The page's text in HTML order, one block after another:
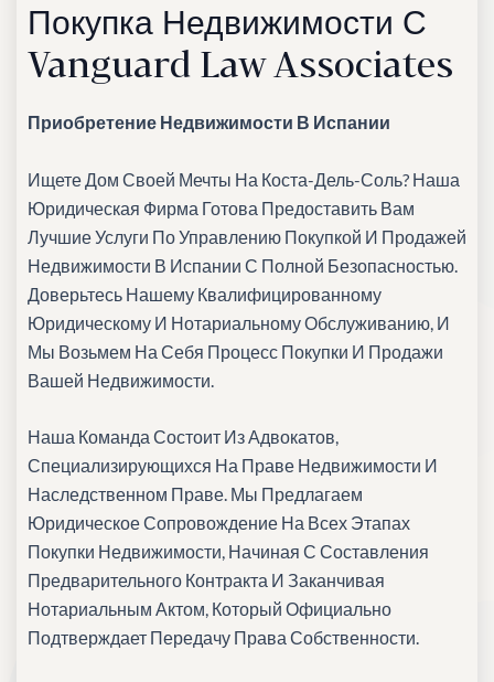
Покупка Недвижимости С
Vanguard Law Associates
Приобретение Недвижимости В Испании
Ищете Дом Своей Мечты На Коста-Дель-Соль? Наша
Юридическая Фирма Готова Предоставить Вам
Лучшие Услуги По Управлению Покупкой И Продажей
Недвижимости В Испании С Полной Безопасностью.
Доверьтесь Нашему Квалифицированному
Юридическому И Нотариальному Обслуживанию, И
Мы Возьмем На Себя Процесс Покупки И Продажи
Вашей Недвижимости.
Наша Команда Состоит Из Адвокатов,
Специализирующихся На Праве Недвижимости И
Наследственном Праве. Мы Предлагаем
Юридическое Сопровождение На Всех Этапах
Покупки Недвижимости, Начиная С Составления
Предварительного Контракта И Заканчивая
Нотариальным Актом, Который Официально
Подтверждает Передачу Права Собственности.